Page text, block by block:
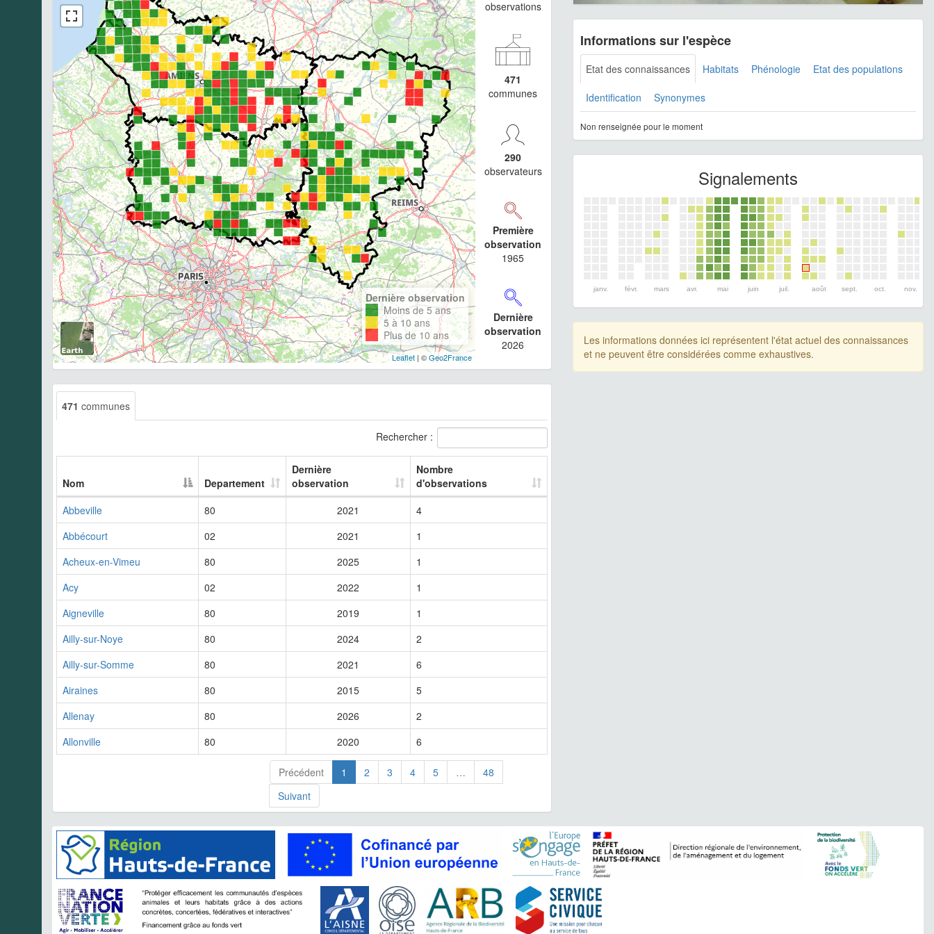
Dernière observation
Moins de 5 ans
5 à 10 ans
Plus de 10 ans
Leaflet| ©Geo2France
observations
471
communes
290
observateurs
Première
observation
1965
Dernière
observation
2026
471 communes
Rechercher :
Nom Departement
Dernière
observation
Nombre
d'observations
Abbeville
80 2021
4
Abbécourt
02 2021
1
Acheux-en-Vimeu
80 2025
1
Acy
02 2022
1
Aigneville
80 2019
1
Ailly-sur-Noye
80 2024
2
Ailly-sur-Somme
80 2021
6
Airaines
80 2015
5
Allenay
80 2026
2
Allonville
80 2020 6
Précédent 1 2 3 4 5 …
48
Suivant
Informations sur l'espèce
Etat des connaissances Habitats Phénologie Etat des populations
Identification Synonymes
Non renseignée pour le moment
Signalements
janv. févr. mars avr. mai juin juil. août sept. oct. nov.
Les informations données ici représentent l'état actuel des connaissances
et ne peuvent être considérées comme exhaustives.